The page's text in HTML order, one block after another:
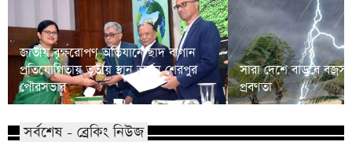
জাতীয় বৃক্ষরোপণ অভিযানে ছাদ বাগান
প্রতিযোগিতায় তৃতীয় স্থান অর্জন শেরপুর
পৌরসভার
সারা দেশে বাড়বে
প্রবণতা
সর্বশেষ - ব্রেকিং নিউজ